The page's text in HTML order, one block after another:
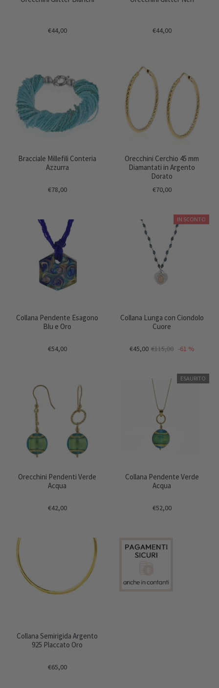
€44,00 €44,00
Bracciale Millefili Conteria
Azzurra
€78,00
Orecchini Cerchio 45 mm
Diamantati in Argento
Dorato
€70,00
Collana Pendente Esagono
Blu e Oro
€54,00
IN SCONTO
Collana Lunga con Ciondolo
Cuore
€45,00 €115,00 -61 %
Orecchini Pendenti Verde
Acqua
€42,00
ESAURITO
Collana Pendente Verde
Acqua
€52,00
Collana Semirigida Argento
925 Placcato Oro
€65,00